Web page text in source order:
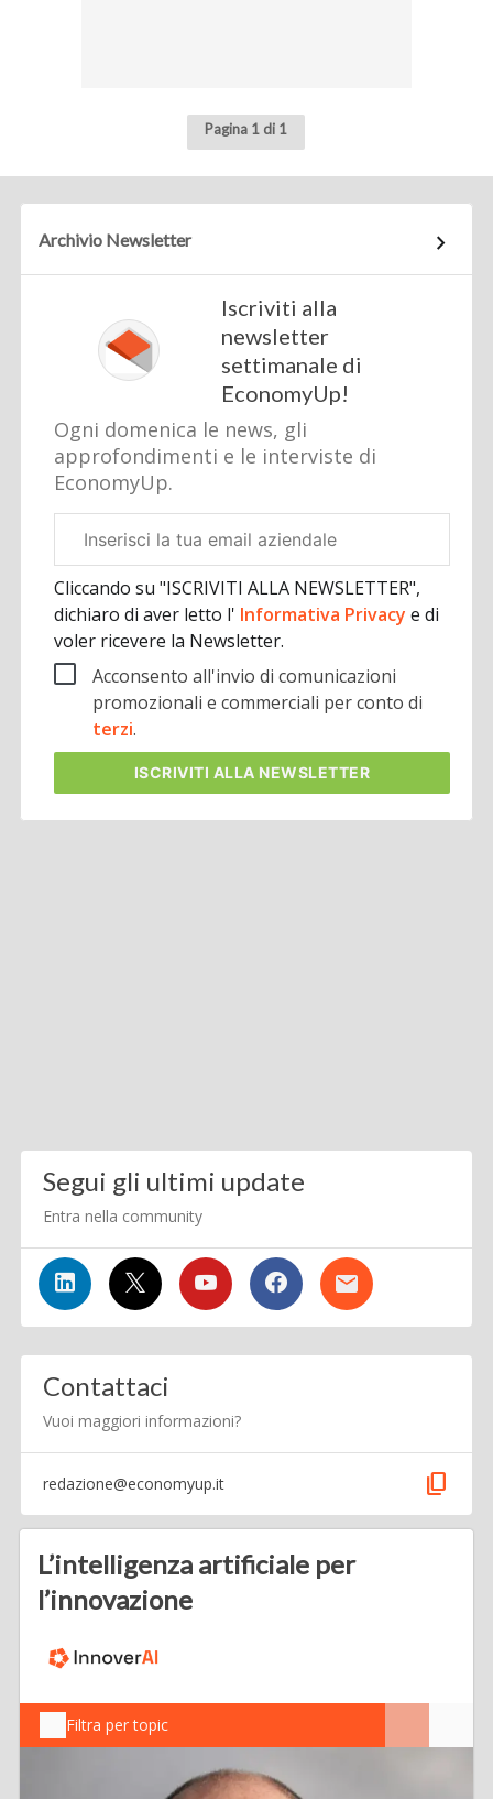
Pagina 1 di 1
Archivio Newsletter
Iscriviti alla
newsletter
settimanale di
EconomyUp!
Ogni domenica le news, gli
approfondimenti e le interviste di
EconomyUp.
aziendale
Cliccando su "ISCRIVITI ALLA NEWSLETTER",
dichiaro di aver letto l' Informativa Privacye di
voler ricevere la Newsletter.
Acconsento all'invio di comunicazioni
promozionali e commerciali per conto di
terzi.
ISCRIVITI ALLA NEWSLETTER
Segui gli ultimi update
Entra nella community
Contattaci
Vuoi maggiori informazioni?
redazione@economyup.it content_copy
L’intelligenza artificiale per
l’innovazione
Filtra per topic